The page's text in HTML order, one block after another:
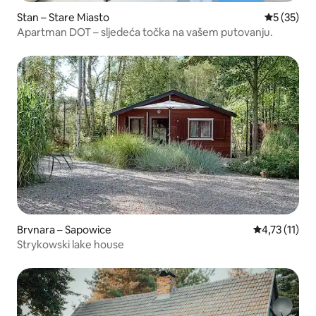
Stan – Stare Miasto Prosječna
5 (35)
Apartman DOT – sljedeća točka na vašem putovanju.
Brvnara – Sapowice Prosječna
4,73 (11)
Strykowski lake house